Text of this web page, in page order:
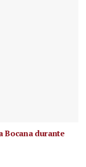
Bocana durante